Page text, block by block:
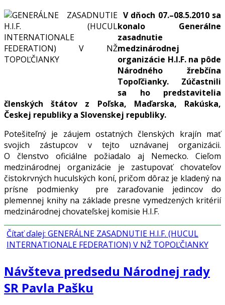
V dňoch 07.–08.5.2010 sa
konalo Generálne
zasadnutie
medzinárodnej
organizácie H.I.F. na pôde
Národného žrebčína
Topoľčianky. Zúčastnili
sa ho predstavitelia
členských štátov z Poľska, Maďarska, Rakúska,
Českej republiky a Slovenskej republiky.
Potešiteľný je záujem ostatných členských krajín mať
svojich zástupcov v tejto uznávanej organizácii.
O členstvo oficiálne požiadalo aj Nemecko. Cieľom
medzinárodnej organizácie je zastupovať chovateľov
čistokrvných huculských koní, pričom dôraz je kladený na
prísne podmienky pre zaraďovanie jedincov do
plemennej knihy na základe presne vymedzených kritérií
medzinárodnej chovateľskej komisie H.I.F.
Čítať ďalej: GENERÁLNE ZASADNUTIE H.I.F. (HUCUL
INTERNATIONALE FEDERATION) V NŽ TOPOĽČIANKY
Návšteva predsedu Národnej rady
SR Pavla Pašku